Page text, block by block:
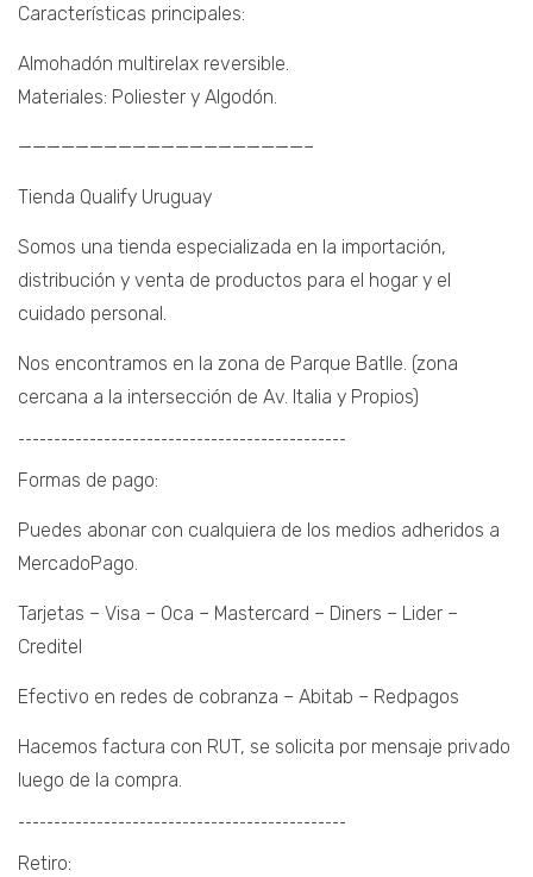
Características principales:
Almohadón multirelax reversible.
Materiales: Poliester y Algodón.
————————————————————–
Tienda Qualify Uruguay
Somos una tienda especializada en la importación,
distribución y venta de productos para el hogar y el
cuidado personal.
Nos encontramos en la zona de Parque Batlle. (zona
cercana a la intersección de Av. Italia y Propios)
¯¯¯¯¯¯¯¯¯¯¯¯¯¯¯¯¯¯¯¯¯¯¯¯¯¯¯¯¯¯¯¯¯¯¯¯¯¯¯¯¯¯¯¯¯¯
Formas de pago:
Puedes abonar con cualquiera de los medios adheridos a
MercadoPago.
Tarjetas – Visa – Oca – Mastercard – Diners – Lider –
Creditel
Efectivo en redes de cobranza – Abitab – Redpagos
Hacemos factura con RUT, se solicita por mensaje privado
luego de la compra.
¯¯¯¯¯¯¯¯¯¯¯¯¯¯¯¯¯¯¯¯¯¯¯¯¯¯¯¯¯¯¯¯¯¯¯¯¯¯¯¯¯¯¯¯¯¯
Retiro: